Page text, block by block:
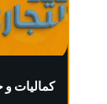
كماليات